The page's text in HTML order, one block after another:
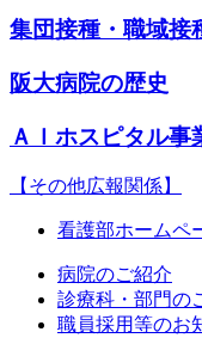
集団接種・職域接
阪大病院の歴史
ＡＩホスピタル事
【その他広報関係】
看護部ホームペ
病院のご紹介
診療科・部門の
職員採用等のお